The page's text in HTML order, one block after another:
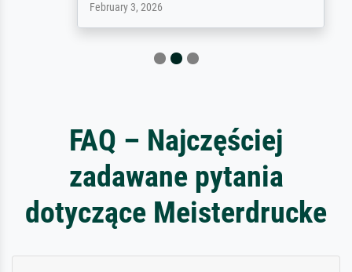
February 3, 2026
FAQ – Najczęściej
zadawane pytania
dotyczące Meisterdrucke